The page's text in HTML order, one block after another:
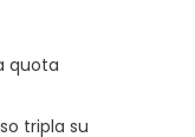
quota
tripla su